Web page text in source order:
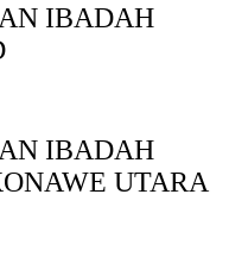
IBADAH
IBADAH
UTARA